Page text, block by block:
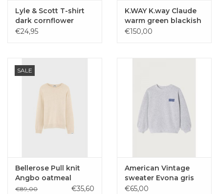
Lyle & Scott T-shirt
dark cornflower
€24,95
K.WAY K.way Claude
warm green blackish
€150,00
SALE
Bellerose Pull knit
Angbo oatmeal
€89,00 €35,60
American Vintage
sweater Evona gris
claire chine
€65,00